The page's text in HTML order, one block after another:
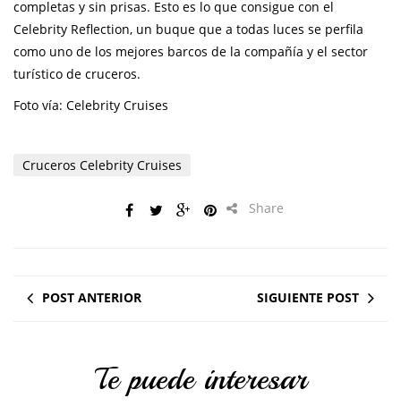
completas y sin prisas. Esto es lo que consigue con el
Celebrity Reflection, un buque que a todas luces se perfila
como uno de los mejores barcos de la compañía y el sector
turístico de cruceros.
Foto vía: Celebrity Cruises
Cruceros Celebrity Cruises
Share
POST ANTERIOR SIGUIENTE POST
Te puede interesar